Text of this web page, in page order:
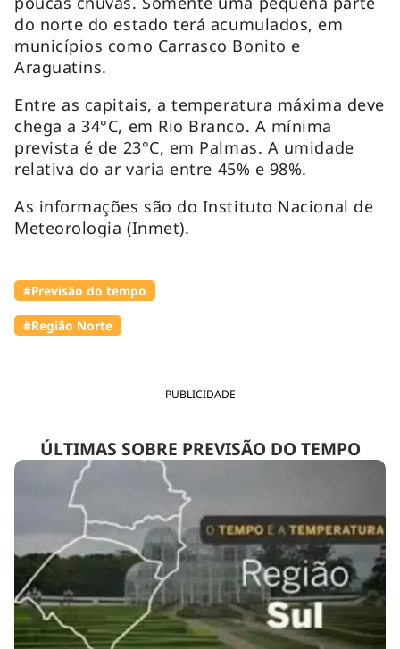
PUBLICIDADE
ÚLTIMAS SOBRE PREVISÃO DO TEMPO
do norte do estado terá acumulados, em
municípios como Carrasco Bonito e
Araguatins.
Entre as capitais, a temperatura máxima deve
chega a 34°C, em Rio Branco. A mínima
prevista é de 23°C, em Palmas. A umidade
relativa do ar varia entre 45% e 98%.
As informações são do Instituto Nacional de
Meteorologia (Inmet).
#Previsão do tempo
#Região Norte